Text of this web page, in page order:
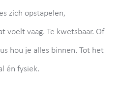
zich opstapelen,
voelt vaag. Te kwetsbaar. Of
hou je alles binnen. Tot het
én fysiek.